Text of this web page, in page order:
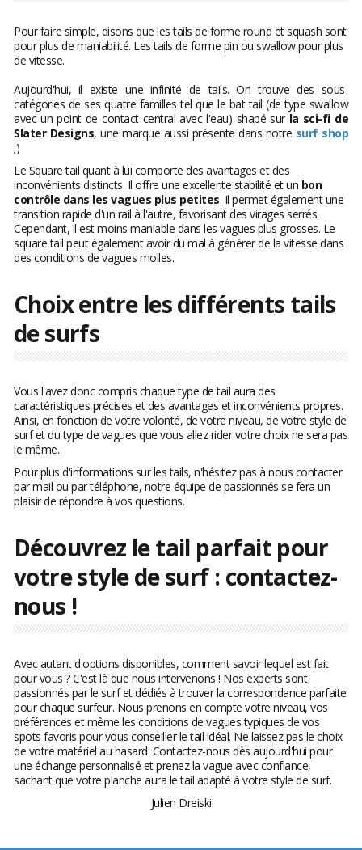
Pour faire simple, disons que les tails de forme round et squash sont
pour plus de maniabilité. Les tails de forme pin ou swallow pour plus
de vitesse.
Aujourd'hui, il existe une infinité de tails. On trouve des sous-
catégories de ses quatre familles tel que le bat tail (de type swallow
avec un point de contact central avec l'eau) shapé sur la sci-fi de
Slater Designs, une marque aussi présente dans notre surf shop
;)
Le Square tail quant à lui comporte des avantages et des
inconvénients distincts. Il offre une excellente stabilité et un bon
contrôle dans les vagues plus petites. Il permet également une
transition rapide d'un rail à l'autre, favorisant des virages serrés.
Cependant, il est moins maniable dans les vagues plus grosses. Le
square tail peut également avoir du mal à générer de la vitesse dans
des conditions de vagues molles.
Choix entre les différents tails
de surfs
Vous l'avez donc compris chaque type de tail aura des
caractéristiques précises et des avantages et inconvénients propres.
Ainsi, en fonction de votre volonté, de votre niveau, de votre style de
surf et du type de vagues que vous allez rider votre choix ne sera pas
le même.
Pour plus d'informations sur les tails, n'hésitez pas à nous contacter
par mail ou par téléphone, notre équipe de passionnés se fera un
plaisir de répondre à vos questions.
Découvrez le tail parfait pour
votre style de surf : contactez-
nous !
Avec autant d'options disponibles, comment savoir lequel est fait
pour vous ? C'est là que nous intervenons ! Nos experts sont
passionnés par le surf et dédiés à trouver la correspondance parfaite
pour chaque surfeur. Nous prenons en compte votre niveau, vos
préférences et même les conditions de vagues typiques de vos
spots favoris pour vous conseiller le tail idéal. Ne laissez pas le choix
de votre matériel au hasard. Contactez-nous dès aujourd'hui pour
une échange personnalisé et prenez la vague avec confiance,
sachant que votre planche aura le tail adapté à votre style de surf.
Julien Dreiski